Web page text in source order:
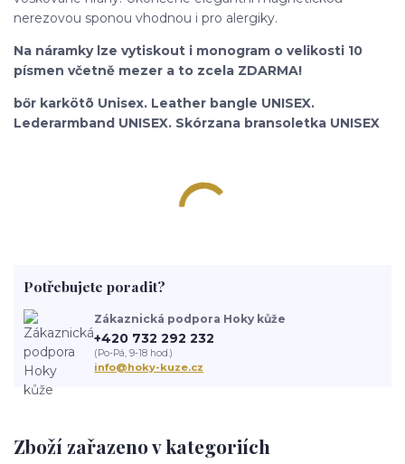
nerezovou sponou vhodnou i pro alergiky.
Na náramky lze vytiskout i monogram o velikosti 10
písmen včetně mezer a to zcela ZDARMA!
bőr karkötõ Unisex. Leather bangle UNISEX.
Lederarmband UNISEX. Skórzana bransoletka UNISEX
Zboží zařazeno v kategoriích
Potřebujete poradit?
Zákaznická podpora Hoky kůže
+420 732 292 232
(Po-Pá, 9-18 hod.)
info@hoky-kuze.cz